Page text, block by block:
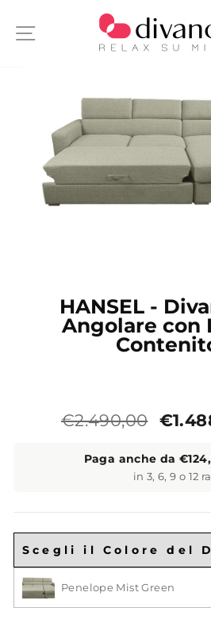
SITE NAVIGATION
HANSEL -
Angolare con
Prezzo
€2.490,00 Prezzo
Paga anche da
in 3, 6, 9 o 12
Scegli il Colore del
Penelope Mist Green